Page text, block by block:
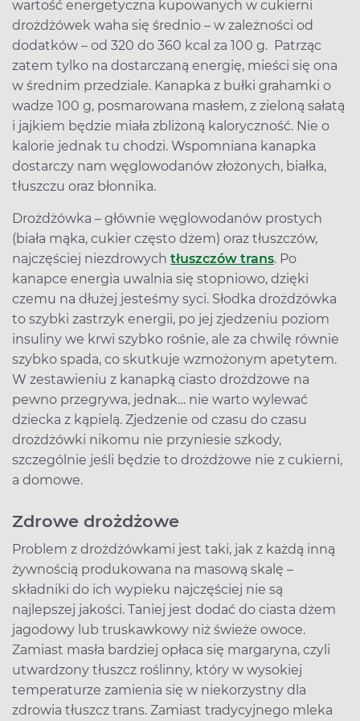
wartość energetyczna kupowanych w cukierni
drożdżówek waha się średnio – w zależności od
dodatków – od 320 do 360 kcal za 100 g. Patrząc
zatem tylko na dostarczaną energię, mieści się ona
w średnim przedziale. Kanapka z bułki grahamki o
wadze 100 g, posmarowana masłem, z zieloną sałatą
i jajkiem będzie miała zbliżoną kaloryczność. Nie o
kalorie jednak tu chodzi. Wspomniana kanapka
dostarczy nam węglowodanów złożonych, białka,
tłuszczu oraz błonnika.
Drożdżówka – głównie węglowodanów prostych
(biała mąka, cukier często dżem) oraz tłuszczów,
najczęściej niezdrowych tłuszczów trans. Po
kanapce energia uwalnia się stopniowo, dzięki
czemu na dłużej jesteśmy syci. Słodka drożdżówka
to szybki zastrzyk energii, po jej zjedzeniu poziom
insuliny we krwi szybko rośnie, ale za chwilę równie
szybko spada, co skutkuje wzmożonym apetytem.
W zestawieniu z kanapką ciasto drożdżowe na
pewno przegrywa, jednak… nie warto wylewać
dziecka z kąpielą. Zjedzenie od czasu do czasu
drożdżówki nikomu nie przyniesie szkody,
szczególnie jeśli będzie to drożdżowe nie z cukierni,
a domowe.
Zdrowe drożdżowe
Problem z drożdżówkami jest taki, jak z każdą inną
żywnością produkowana na masową skalę –
składniki do ich wypieku najczęściej nie są
najlepszej jakości. Taniej jest dodać do ciasta dżem
jagodowy lub truskawkowy niż świeże owoce.
Zamiast masła bardziej opłaca się margaryna, czyli
utwardzony tłuszcz roślinny, który w wysokiej
temperaturze zamienia się w niekorzystny dla
zdrowia tłuszcz trans. Zamiast tradycyjnego mleka